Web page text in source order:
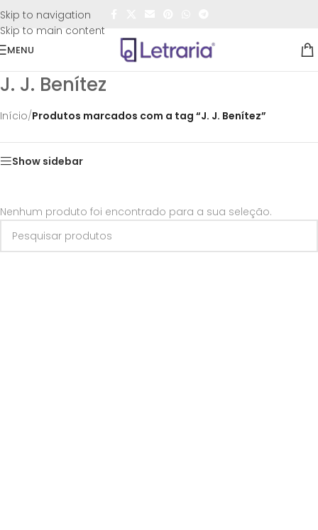
Skip to navigation
Skip to main content
FRETE GRÁTIS
MENU
J. J. Benítez
Início/Produtos marcados com a tag “J. J. Benítez”
Show sidebar
Nenhum produto foi encontrado para a sua seleção.